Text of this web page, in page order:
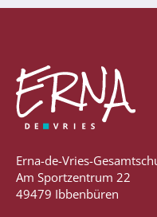
Niederländisch
Informatik
Inklusion
Fächer
Erna-de-Vries-
Am Sportzentrum 22
49479 Ibbenbüren